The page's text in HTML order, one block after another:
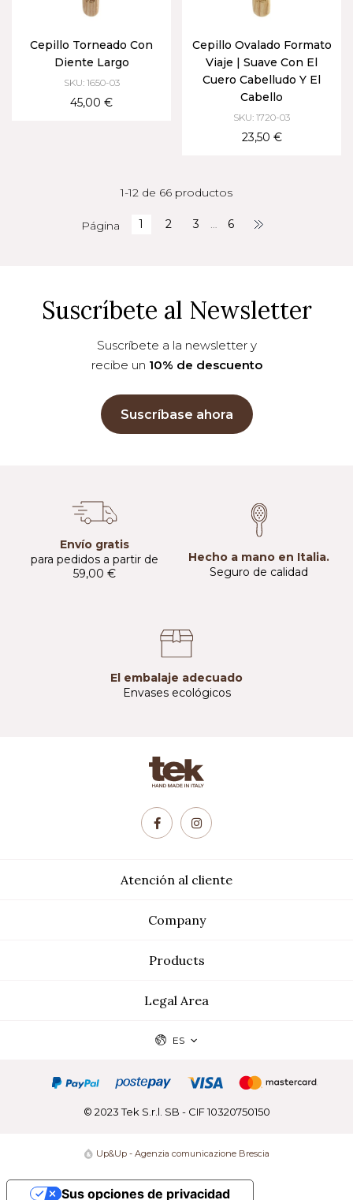
Cepillo Torneado Con
Diente Largo
SKU: 1650-03
45,00 €
Cepillo Ovalado Formato
Viaje | Suave Con El
Cuero Cabelludo Y El
Cabello
SKU: 1720-03
23,50 €
1-12 de 66 productos
Página 1 2 3 … 6
Suscríbete al Newsletter
Suscríbete a la newsletter y
recibe un 10% de descuento
Suscríbase ahora
Envío gratis
para pedidos a partir de
59,00 €
Hecho a mano en Italia.
Seguro de calidad
El embalaje adecuado
Envases ecológicos
Atención al cliente
Legal Area
Company
Products
ES
© 2023 Tek S.r.l. SB - CIF 10320750150
Up&Up - Agenzia comunicazione Brescia
Sus opciones de privacidad